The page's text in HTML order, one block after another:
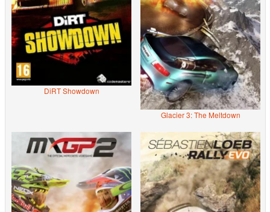
DiRT Showdown
Glacier 3: The Meltdown